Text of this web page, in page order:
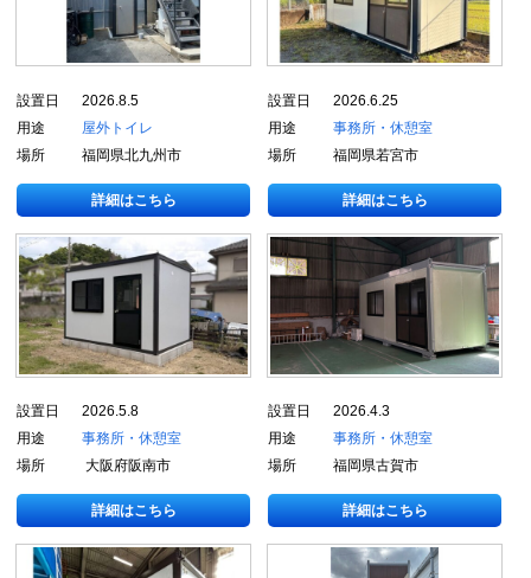
設置日
2026.8.5
用途
屋外トイレ
場所
福岡県北九州市
詳細はこちら
設置日
2026.6.25
用途
事務所・休憩室
場所
福岡県若宮市
詳細はこちら
設置日
2026.5.8
用途
事務所・休憩室
場所
大阪府阪南市
詳細はこちら
設置日
2026.4.3
用途
事務所・休憩室
場所
福岡県古賀市
詳細はこちら